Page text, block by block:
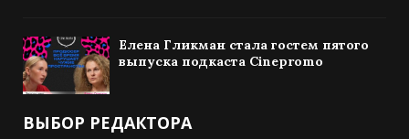
Елена Гликман стала гостем пятого
выпуска подкаста Cinepromo
ВЫБОР РЕДАКТОРА